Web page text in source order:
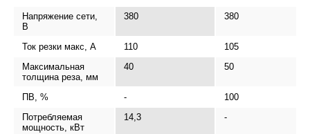
Напряжение сети,
В
380 380
Ток резки макс, А 110 105
Максимальная
толщина реза, мм
40 50
ПВ, % - 100
Потребляемая
мощность, кВт
14,3 -